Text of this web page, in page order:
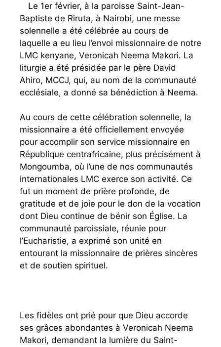
Le 1er février, à la paroisse Saint-Jean-
Baptiste de Riruta, à Nairobi, une messe
solennelle a été célébrée au cours de
laquelle a eu lieu l’envoi missionnaire de notre
LMC kenyane, Veronicah Neema Makori. La
liturgie a été présidée par le père David
Ahiro, MCCJ, qui, au nom de la communauté
ecclésiale, a donné sa bénédiction à Neema.
Au cours de cette célébration solennelle, la
missionnaire a été officiellement envoyée
pour accomplir son service missionnaire en
République centrafricaine, plus précisément à
Mongoumba, où l’une de nos communautés
internationales LMC exerce son activité. Ce
fut un moment de prière profonde, de
gratitude et de joie pour le don de la vocation
dont Dieu continue de bénir son Église. La
communauté paroissiale, réunie pour
l’Eucharistie, a exprimé son unité en
entourant la missionnaire de prières sincères
et de soutien spirituel.
Les fidèles ont prié pour que Dieu accorde
ses grâces abondantes à Veronicah Neema
Makori, demandant la lumière du Saint-